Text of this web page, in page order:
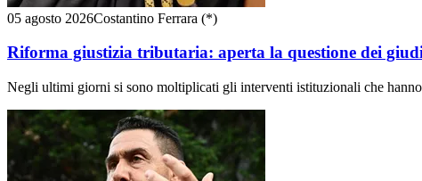
05 agosto 2026Costantino Ferrara (*)
Riforma giustizia tributaria: aperta la questione dei
Negli ultimi giorni si sono moltiplicati gli interventi istituzionali che